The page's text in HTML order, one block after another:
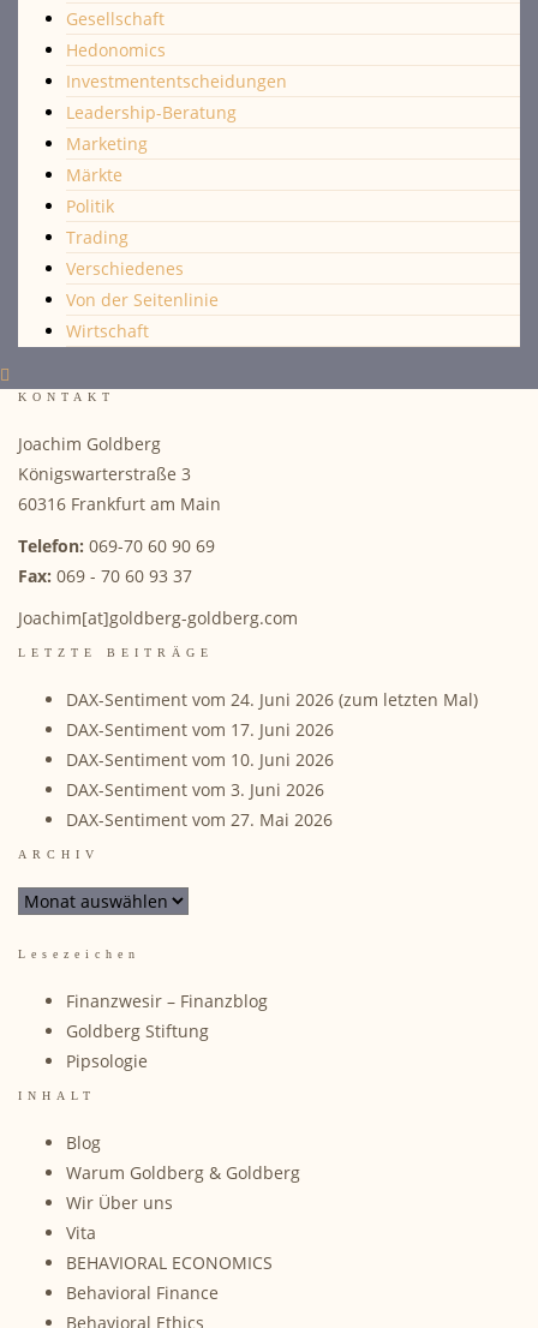
Gesellschaft
Hedonomics
Investmententscheidungen
Leadership-Beratung
Marketing
Märkte
Politik
Trading
Verschiedenes
Von der Seitenlinie
Wirtschaft
KONTAKT
Joachim Goldberg
Königswarterstraße 3
60316 Frankfurt am Main
Telefon: 069-70 60 90 69
Fax: 069 - 70 60 93 37
Joachim[at]goldberg-goldberg.com
LETZTE BEITRÄGE
DAX-Sentiment vom 24. Juni 2026 (zum letzten Mal)
DAX-Sentiment vom 17. Juni 2026
DAX-Sentiment vom 10. Juni 2026
DAX-Sentiment vom 3. Juni 2026
DAX-Sentiment vom 27. Mai 2026
ARCHIV
ARCHIV
Lesezeichen
Finanzwesir – Finanzblog
Goldberg Stiftung
Pipsologie
INHALT
Blog
Warum Goldberg & Goldberg
Wir Über uns
Vita
BEHAVIORAL ECONOMICS
Behavioral Finance
Behavioral Ethics